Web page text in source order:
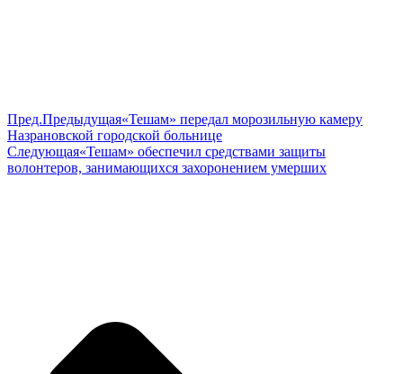
Пред.Предыдущая«Тешам» передал морозильную камеру
Назрановской городской больнице
Следующая«Тешам» обеспечил средствами защиты
волонтеров, занимающихся захоронением умерших